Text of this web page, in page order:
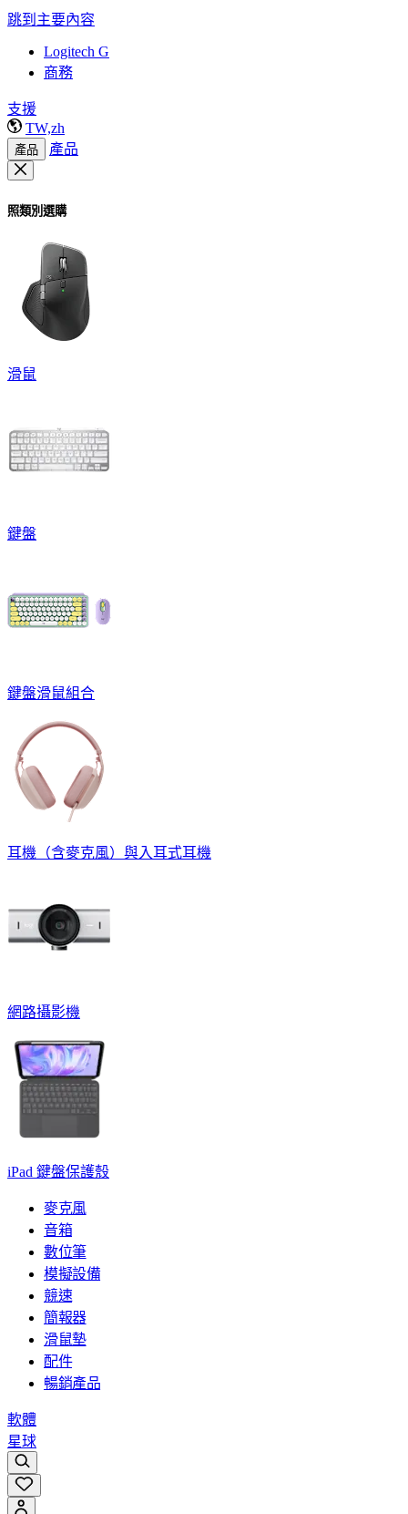
跳到主要內容
Logitech G
商務
支援
TW,zh
產品 產品
照類別選購
滑鼠
鍵盤
鍵盤滑鼠組合
耳機（含麥克風）與入耳式耳機
網路攝影機
iPad 鍵盤保護殼
麥克風
音箱
數位筆
模擬設備
競速
簡報器
滑鼠墊
配件
暢銷產品
軟體
星球